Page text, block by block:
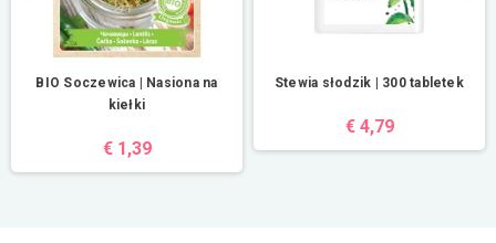
BIO Soczewica | Nasiona na
kiełki
€ 1,39
Stewia słodzik | 300 tabletek
€ 4,79